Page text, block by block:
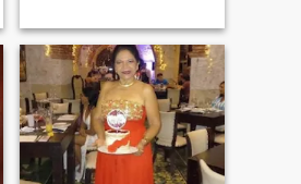
schüchtern, ziemlich spontan
und habe einen guten Sinn
für Humor.